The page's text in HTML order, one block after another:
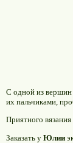
С одной из вершин
их пальчиками,
Приятного
Заказать у Юлии